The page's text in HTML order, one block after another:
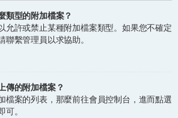
類型的附加檔案？
允許或禁止某種附加檔案類型。如果您不確定
繫管理員以求協助。
傳的附加檔案？
檔案的列表，那麼前往會員控制台，進而點選
可。